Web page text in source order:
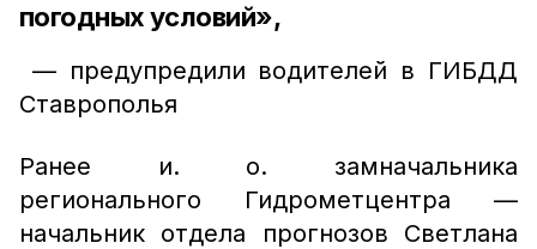
погодных условий»,
— предупредили водителей в ГИБДД
Ставрополья
Ранее и. о. замначальника
регионального Гидрометцентра —
начальник отдела прогнозов Светлана